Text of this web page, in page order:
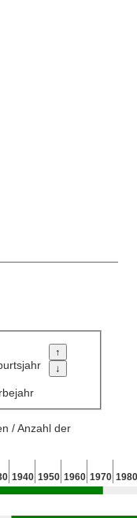
/ Anzahl der
1940 1950 1960 1970 1980